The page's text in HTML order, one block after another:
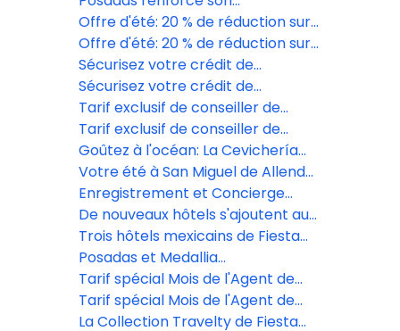
engagement social avec la
formation de 189 jeunes au
Mexique
Offre d'été: 20 % de réduction sur
les formules vacances de la Fiesta
Americana Travelty Collection
Offre d'été: 20 % de réduction sur
les formules vacances de la Fiesta
Americana Travelty Collection
Sécurisez votre crédit de
villégiature au Grand Fiesta
Americana Los Cabos
Sécurisez votre crédit de
villégiature au Grand Fiesta
Americana Los Cabos
Tarif exclusif de conseiller de
voyage au Live Aqua San Miguel de
Allende
Tarif exclusif de conseiller de
voyage au Live Aqua San Miguel de
Allende
Goûtez à l'océan: La Cevichería
ouvre ses portes au Fiesta
Americana Riviera Nayarit
Votre été à San Miguel de Allende
commence ici!
Enregistrement et Concierge
Digital propulsé par Agentforce
De nouveaux hôtels s'ajoutent au
portefeuille de Posadas
Trois hôtels mexicains de Fiesta
Americana Travelty pourront
désormais arborer la distinction
Clef Verte.
Posadas et Medallia
révolutionnent l'expérience client
grâce à l'écoute en temps réel
Tarif spécial Mois de l'Agent de
Voyages Grupo Posadas
Tarif spécial Mois de l'Agent de
Voyages Grupo Posadas
La Collection Travelty de Fiesta